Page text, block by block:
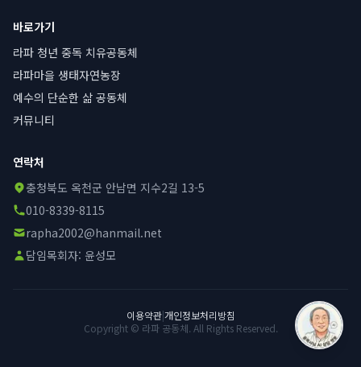
바로가기
라파 청년 중독 치유공동체
라파마을 생태자연농장
예수의 단순한 삶 공동체
커뮤니티
연락처
충청북도 옥천군 안남면 지수2길 13-5
010-8339-8115
rapha2002@hanmail.net
담임목회자: 윤성모
이용약관|개인정보처리방침
Copyright © 라파 공동체. All Rights Reserved.